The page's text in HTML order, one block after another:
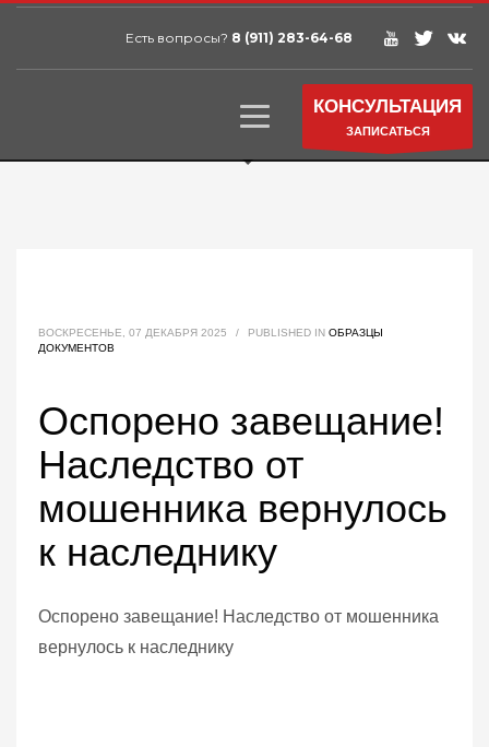
Есть вопросы? 8 (911) 283-64-68
КОНСУЛЬТАЦИЯ
ЗАПИСАТЬСЯ
ВОСКРЕСЕНЬЕ, 07 ДЕКАБРЯ 2025 / PUBLISHED IN ОБРАЗЦЫ
ДОКУМЕНТОВ
Оспорено завещание!
Наследство от
мошенника вернулось
к наследнику
Оспорено завещание! Наследство от мошенника
вернулось к наследнику